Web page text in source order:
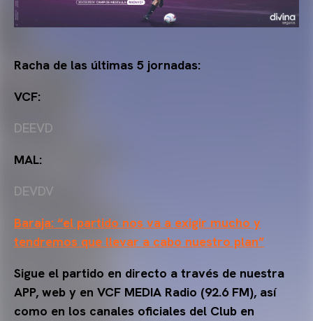
Racha de las últimas 5 jornadas:
VCF:
DEEVD
MAL:
DEVDV
Baraja: “el partido nos va a exigir mucho y
tendremos que llevar a cabo nuestro plan”
Sigue el partido en directo a través de nuestra
APP, web y en VCF MEDIA Radio (92.6 FM), así
como en los canales oficiales del Club en